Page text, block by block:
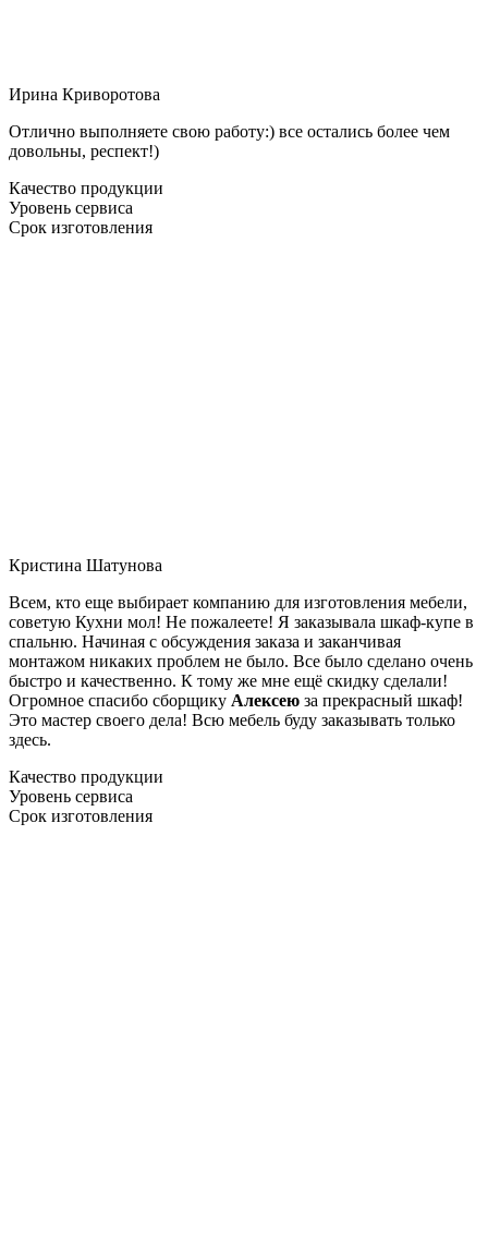
Ирина Криворотова
Отлично выполняете свою работу:) все остались более чем
довольны, респект!)
Качество продукции
Уровень сервиса
Срок изготовления
Кристина Шатунова
Всем, кто еще выбирает компанию для изготовления мебели,
советую Кухни мол! Не пожалеете! Я заказывала шкаф-купе в
спальню. Начиная с обсуждения заказа и заканчивая
монтажом никаких проблем не было. Все было сделано очень
быстро и качественно. К тому же мне ещё скидку сделали!
Огромное спасибо сборщику Алексею за прекрасный шкаф!
Это мастер своего дела! Всю мебель буду заказывать только
здесь.
Качество продукции
Уровень сервиса
Срок изготовления